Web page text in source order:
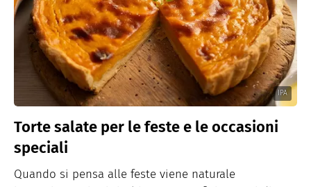
IPA
Torte salate per le feste e le occasioni
speciali
Quando si pensa alle feste viene naturale